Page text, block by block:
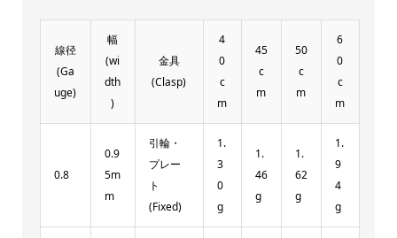
線径
(Ga
uge)
幅
(wi
dth
)
金具
(Clasp)
4
0
c
m
45
c
m
50
c
m
6
0
c
m
0.8
0.9
5m
m
引輪・
プレー
ト
(Fixed)
1.
3
0
g
1.
46
g
1.
62
g
1.
9
4
g